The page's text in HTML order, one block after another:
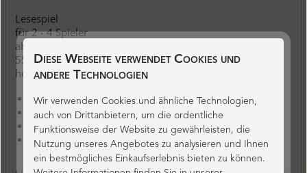
Lesespiel
für 2 - 4 Spieler
ab 8 Jahren
55 Karten (62 mm x 100 mm)
hochwertige, handliche Schubschachtel
Satzbedeutungen erfassen
semantische und grammatische Feinheiten erkennen
konzentriertes Lesen fördern
Grundschule, LRS, Inklusion
Diese Webseite verwendet Cookies und
andere Technologien
Wir verwenden Cookies und ähnliche Technologien,
auch von Drittanbietern, um die ordentliche
Funktionsweise der Website zu gewährleisten, die
Nutzung unseres Angebotes zu analysieren und Ihnen
ein bestmögliches Einkaufserlebnis bieten zu können.